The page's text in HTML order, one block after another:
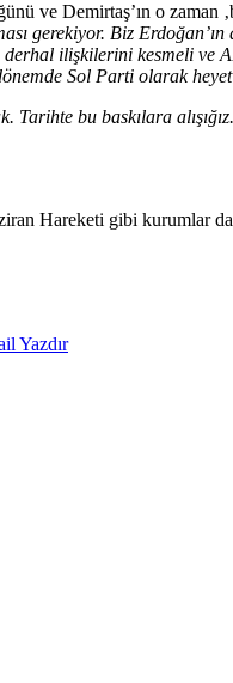
ve Demirtaş’ın o zaman
gerekiyor. Biz
ilişkilerini kesmeli ve
Sol Parti olarak
Tarihte bu baskılara
Hareketi gibi kurumlar
Yazdır